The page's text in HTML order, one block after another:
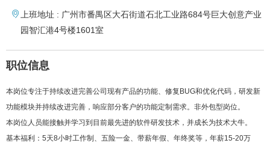
上班地址 : 广州市番禺区大石街道石北工业路684号巨大创意产业
园智汇港4号楼1601室
职位信息
本岗位专注于持续改进完善公司现有产品的功能、修复BUG和优化代码，研发新
功能模块并持续改进完善，响应部分客户的功能定制需求。非外包型岗位。
本岗位人员能接触并学习到目前最先进的软件研发技术，并成长为技术大牛。
基本福利：5天8小时工作制、五险一金、带薪年假、年终奖等，年薪15-20万